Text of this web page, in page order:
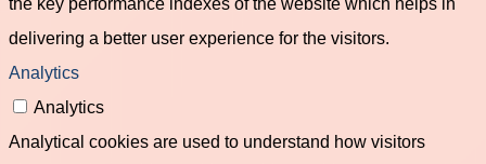
delivering a better user experience for the visitors.
Analytics
Analytics
Analytical cookies are used to understand how visitors